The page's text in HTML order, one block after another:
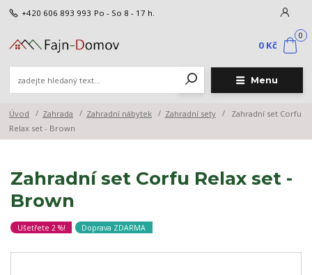
Menu
+420 606 893 993 Po - So 8 - 17 h.
0
0 Kč
Úvod Zahrada Zahradní nábytek Zahradní sety
Zahradní set Corfu
Relax set - Brown
Zahradní set Corfu Relax set -
Brown
Ušetřete 2 %! Doprava ZDARMA